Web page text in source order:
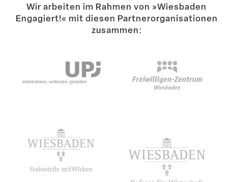
Wir arbeiten im Rahmen von »Wiesbaden
Engagiert!« mit diesen Partner­or­ga­ni­sa­tionen
zusammen: